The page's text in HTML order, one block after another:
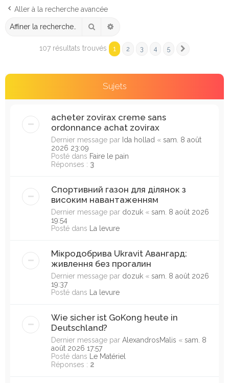
Aller à la recherche avancée
Rechercher
107 résultats trouvés 1 2 3 4 5
Sujets
acheter zovirax creme sans
ordonnance achat zovirax
Dernier message par Ida hollad « sam. 8 août
2026 23:09
Posté dans Faire le pain
Réponses : 3
Спортивний газон для ділянок з
високим навантаженням
Dernier message par dozuk « sam. 8 août 2026
19:54
Posté dans La levure
Мікродобрива Ukravit Авангард:
живлення без прогалин
Dernier message par dozuk « sam. 8 août 2026
19:37
Posté dans La levure
Wie sicher ist GoKong heute in
Deutschland?
Dernier message par AlexandrosMalis « sam. 8
août 2026 17:57
Posté dans Le Matériel
Réponses : 2